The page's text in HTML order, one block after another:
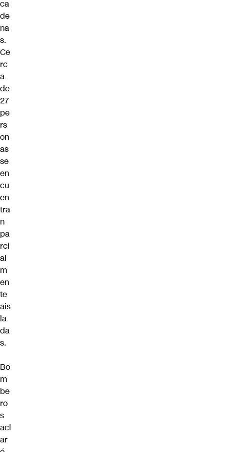
ca
de
na
s.
Ce
rc
a
de
27
pe
rs
on
as
se
en
cu
en
tra
n
pa
rci
al
m
en
te
ais
la
da
s.
Bo
m
be
ro
s
acl
ar